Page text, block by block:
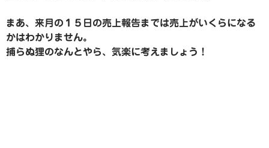
まあ、来月の１５日の売上報告までは売上がいくらになる
かはわかりません。
捕らぬ狸のなんとやら、気楽に考えましょう！